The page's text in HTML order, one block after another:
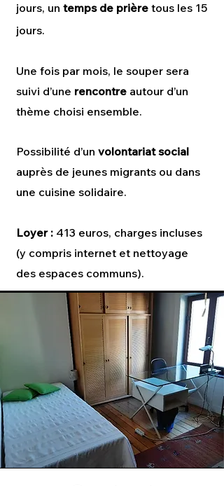
jours, un temps de prière tous les 15
jours.
Une fois par mois, le souper sera
suivi d’une rencontre autour d’un
thème choisi ensemble.
Possibilité d’un volontariat social
auprès de jeunes migrants ou dans
une cuisine solidaire.
Loyer : 413 euros, charges incluses
(y compris internet et nettoyage
des espaces communs).